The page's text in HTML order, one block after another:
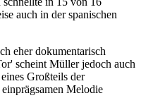
auch in der spanischen
eher dokumentarisch
scheint Müller jedoch auch
Großteils der
Melodie